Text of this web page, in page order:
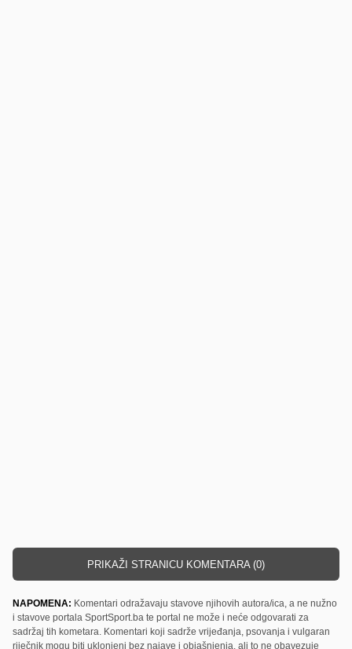
PRIKAŽI STRANICU KOMENTARA (0)
NAPOMENA: Komentari odražavaju stavove njihovih autora/ica, a ne nužno
i stavove portala SportSport.ba te portal ne može i neće odgovarati za
sadržaj tih kometara. Komentari koji sadrže vrijeđanja, psovanja i vulgaran
riječnik mogu biti uklonjeni bez najave i objašnjenja, ali to ne obavezuje